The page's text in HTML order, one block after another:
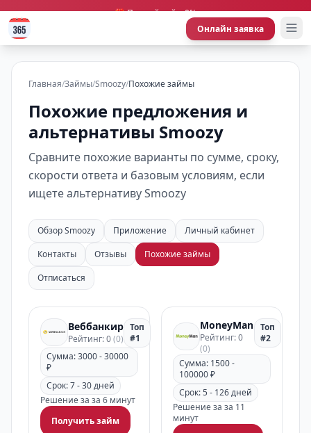
🎁 Первый займ 0%
Онлайн заявка
Главная/Займы/Smoozy/Похожие займы
Похожие предложения и
альтернативы Smoozy
Сравните похожие варианты по сумме, сроку,
скорости ответа и базовым условиям, если
ищете альтернативу Smoozy
Обзор Smoozy Приложение
Личный кабинет
Контакты
Отзывы
Похожие займы
Отписаться
Веббанкир
Рейтинг: 0(0)
Топ
#1
Сумма: 3000 - 30000
₽
Срок: 7 - 30 дней
Решение за за 6 минут
Получить займ
MoneyMan
Рейтинг: 0
(0)
Топ
#2
Сумма: 1500 -
100000 ₽
Срок: 5 - 126 дней
Решение за за 11
минут